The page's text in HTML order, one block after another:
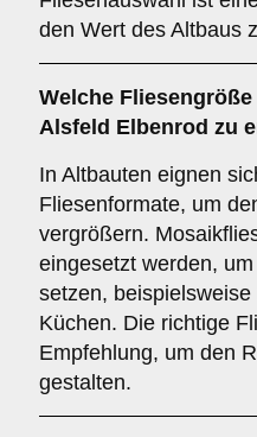
den Wert des Altbaus
Welche Fliesengröße
Alsfeld Elbenrod zu
In Altbauten eignen
Fliesenformate, um
vergrößern.
eingesetzt werden,
setzen,
Küchen. Die richtige
Empfehlung, um den
gestalten.